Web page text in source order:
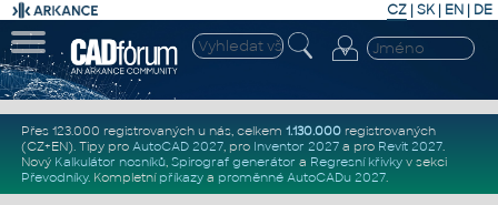
CZ | SK| EN | DE
Přes 123.000 registrovaných u nás, celkem 1.130.000registrovaných
(CZ+EN). Tipy pro AutoCAD 2027, pro Inventor 2027a pro Revit 2027.
Nový Kalkulátor nosníků, Spirograf generátor a Regresní křivkyv sekci
Převodníky. Kompletní příkazya proměnné AutoCADu 2027.